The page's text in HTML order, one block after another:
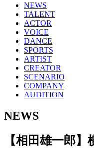
NEWS
TALENT
ACTOR
VOICE
DANCE
SPORTS
ARTIST
CREATOR
SCENARIO
COMPANY
AUDITION
NEWS
【相田雄一郎